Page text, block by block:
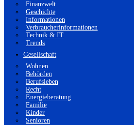
Finanzwelt
Geschichte
Informationen
Verbraucherinformationen
Technik & IT
Trends
Gesellschaft
Wohnen
Behörden
Berufsleben
Recht
Energieberatung
Familie
Kinder
Senioren